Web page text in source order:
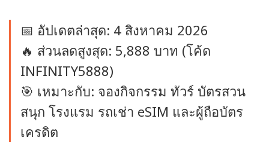
📅 อัปเดตล่าสุด: 4 สิงหาคม 2026
🔥 ส่วนลดสูงสุด: 5,888 บาท (โค้ด
INFINITY5888)
🎯 เหมาะกับ: จองกิจกรรม ทัวร์ บัตรสวน
สนุก โรงแรม รถเช่า eSIM และผู้ถือบัตร
เครดิต